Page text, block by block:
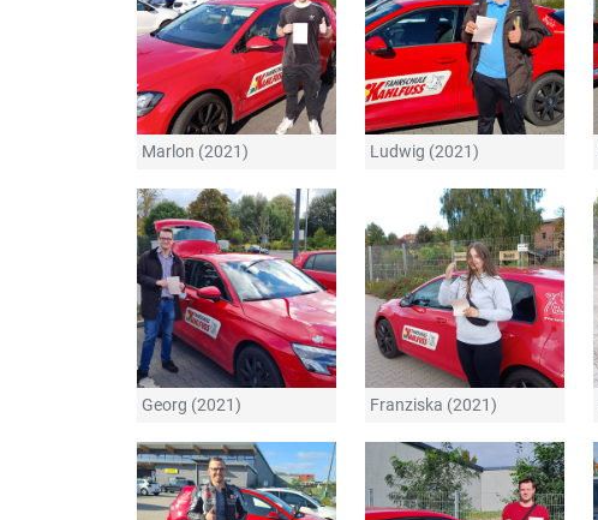
Marlon (2021) Ludwig (2021)
Georg (2021) Franziska (2021)